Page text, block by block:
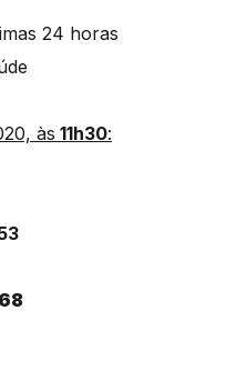
24 horas
às 11h30: